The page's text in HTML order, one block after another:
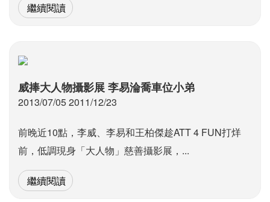
繼續閱讀
威捧大人物攝影展 李易淪喬車位小弟
2013/07/05 2011/12/23
前晚近10點，李威、李易和王柏傑趁ATT 4 FUN打烊
前，低調現身「大人物」慈善攝影展，...
繼續閱讀